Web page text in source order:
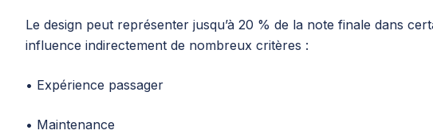
Le design peut représenter jusqu’à 20 % de la note finale dans
influence indirectement de nombreux critères :
• Expérience passager
• Maintenance